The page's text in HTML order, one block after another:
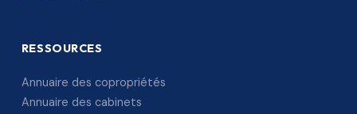
RESSOURCES
Annuaire des copropriétés
Annuaire des cabinets